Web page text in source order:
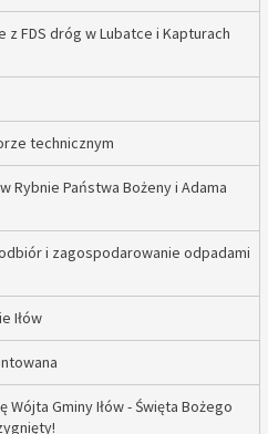
z FDS dróg w Lubatce i Kapturach
technicznym
Rybnie Państwa Bożeny i Adama
i zagospodarowanie odpadami
Iłów
Gminy Iłów - Święta Bożego